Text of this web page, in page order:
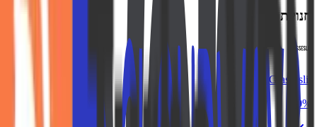
חנויות דומות
Glasseslit
10%